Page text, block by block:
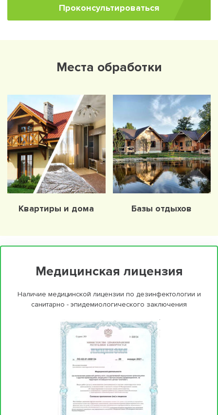
Проконсультироваться
Места обработки
Квартиры и дома Базы отдыхов
Медицинская лицензия
Наличие медицинской лицензии по дезинфектологии и
санитарно - эпидемиологического заключения